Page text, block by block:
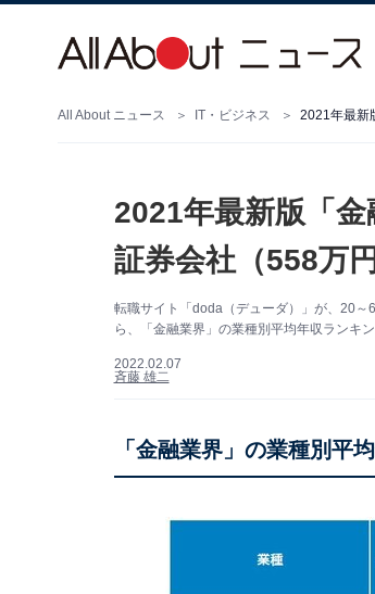
All About ニュース IT・ビジネス 2021年最新
2021年最新版「
証券会社（558万
転職サイト「doda（デューダ）」が、20
ら、「金融業界」の業種別平均年収ランキ
2022.02.07
斉藤 雄二
「金融業界」の業種別平